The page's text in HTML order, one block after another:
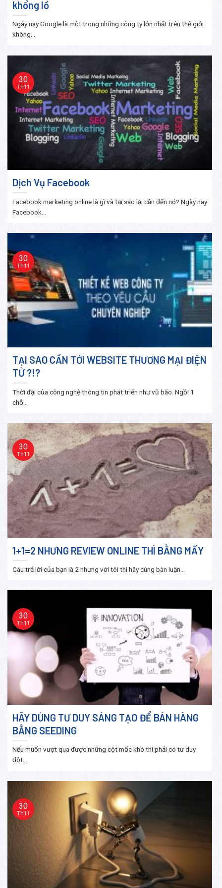
khổng lồ
Ngày nay Google là một trong những công ty lớn nhất trên thế giới
không...
Dịch Vụ Facebook
Facebook marketing online là gì và tại sao lại cần đến nó? Ngày nay
Facebook...
30
Th11
TẠI SAO CẦN TỚI WEBSITE THƯƠNG MẠI ĐIỆN
TỬ ?!?
Thời đại của công nghệ thông tin phát triển như vũ bão. Ngồi 1
chỗ...
30
Th11
1+1=2 NHƯNG REVIEW ONLINE THÌ BẰNG MẤY
Câu trả lời của bạn là 2 nhưng với tôi thì hãy cùng bàn luận...
30
Th11
HÃY DÙNG TƯ DUY SÁNG TẠO ĐỂ BÁN HÀNG
BẰNG SEEDING
Nếu muốn vượt qua được những cột mốc khó thì phải có tư duy
đột...
30
Th11
30
Th11